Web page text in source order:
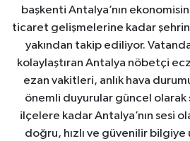
başkenti Antalya’nın
ticaret gelişmelerine kadar
yakından takip ediliyor.
kolaylaştıran Antalya nöbetçi
ezan vakitleri, anlık hava
önemli duyurular güncel olarak
ilçelere kadar Antalya’nın sesi
doğru, hızlı ve güvenilir bilgiye